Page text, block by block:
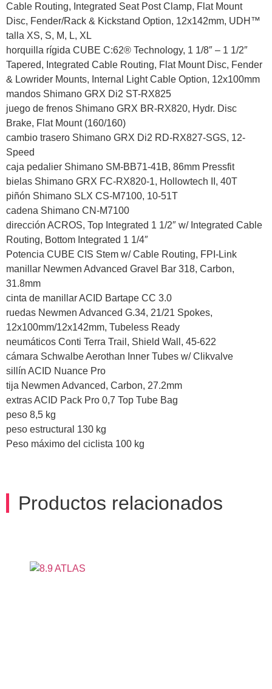
Cable Routing, Integrated Seat Post Clamp, Flat Mount
Disc, Fender/Rack & Kickstand Option, 12x142mm, UDH™
talla XS, S, M, L, XL
horquilla rígida CUBE C:62® Technology, 1 1/8″ – 1 1/2″
Tapered, Integrated Cable Routing, Flat Mount Disc, Fender
& Lowrider Mounts, Internal Light Cable Option, 12x100mm
mandos Shimano GRX Di2 ST-RX825
juego de frenos Shimano GRX BR-RX820, Hydr. Disc
Brake, Flat Mount (160/160)
cambio trasero Shimano GRX Di2 RD-RX827-SGS, 12-
Speed
caja pedalier Shimano SM-BB71-41B, 86mm Pressfit
bielas Shimano GRX FC-RX820-1, Hollowtech II, 40T
piñón Shimano SLX CS-M7100, 10-51T
cadena Shimano CN-M7100
dirección ACROS, Top Integrated 1 1/2″ w/ Integrated Cable
Routing, Bottom Integrated 1 1/4″
Potencia CUBE CIS Stem w/ Cable Routing, FPI-Link
manillar Newmen Advanced Gravel Bar 318, Carbon,
31.8mm
cinta de manillar ACID Bartape CC 3.0
ruedas Newmen Advanced G.34, 21/21 Spokes,
12x100mm/12x142mm, Tubeless Ready
neumáticos Conti Terra Trail, Shield Wall, 45-622
cámara Schwalbe Aerothan Inner Tubes w/ Clikvalve
sillín ACID Nuance Pro
tija Newmen Advanced, Carbon, 27.2mm
extras ACID Pack Pro 0,7 Top Tube Bag
peso 8,5 kg
peso estructural 130 kg
Peso máximo del ciclista 100 kg
Productos relacionados